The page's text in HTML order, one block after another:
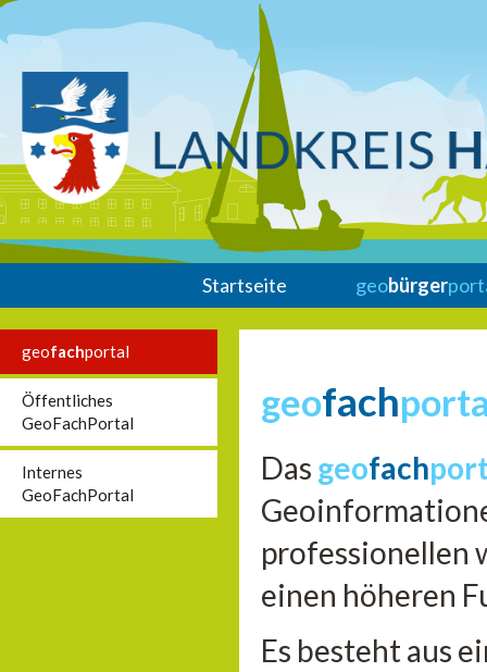
Startseite geobürger
geofachportal
Öffentliches
GeoFachPortal
Internes
GeoFachPortal
geofach
Das geofach
professionellen
einen höheren
Es besteht aus